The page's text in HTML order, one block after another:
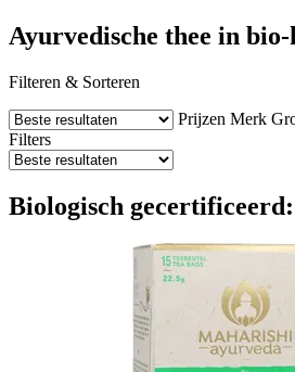
Ayurvedische thee in
Filteren & Sorteren
Prijzen Merk
Filters
Biologisch